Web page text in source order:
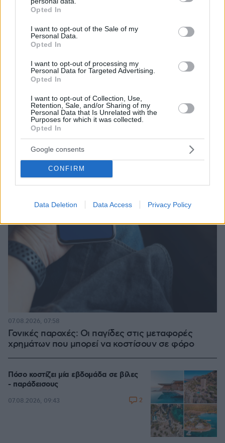
grant or deny consent to Google and its third-party tags to
use your data for below specified purposes in below Google
consent section.
Opted In
I want to opt-out of the Sale of my
Personal Data.
Opted In
I want to opt-out of processing my
Personal Data for Targeted Advertising.
Opted In
I want to opt-out of Collection, Use,
Retention, Sale, and/or Sharing of my
Personal Data that Is Unrelated with the
Purposes for which it was collected.
Opted In
Google consents
CONFIRM
Data Deletion Data Access Privacy Policy
Οργή στο Περού για το βίντεο της σεξουαλικής
«Σιγά-σιγά θα το ξεπεράσεις» της έλεγαν από τη
μπάντα της
07.08.2026, 07:16
Γονικές παροχές: Οι παγίδες στις μεταφορές
χρημάτων που μπορεί να κοστίσουν σε φόρο
07.08.2026, 07:58
Πόσο κοστίζει μία εβδομάδα σε βίλες
- παράδεισους
07.08.2026, 09:43 2